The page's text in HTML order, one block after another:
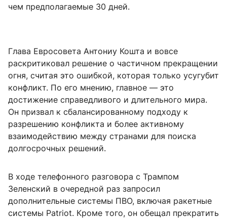
чем предполагаемые 30 дней.
Глава Евросовета Антониу Кошта и вовсе
раскритиковал решение о частичном прекращении
огня, считая это ошибкой, которая только усугубит
конфликт. По его мнению, главное — это
достижение справедливого и длительного мира.
Он призвал к сбалансированному подходу к
разрешению конфликта и более активному
взаимодействию между странами для поиска
долгосрочных решений.
В ходе телефонного разговора с Трампом
Зеленский в очередной раз запросил
дополнительные системы ПВО, включая ракетные
системы Patriot. Кроме того, он обещал прекратить